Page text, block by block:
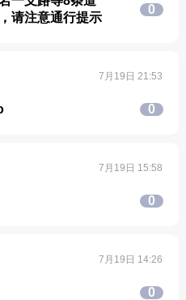
请注意通行提示
0
7月19日 21:53
0
7月19日 15:58
0
7月19日 14:26
0